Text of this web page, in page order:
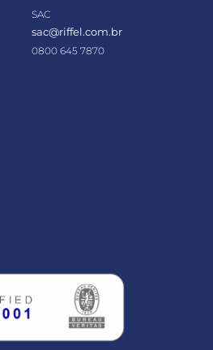
SAC
sac@riffel.com.br
0800 645 7870